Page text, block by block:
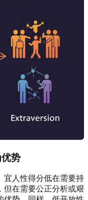
势
宜人性得分低在需要持
但在需要公正分析或艰